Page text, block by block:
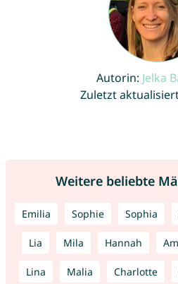
Autorin: Jelka
Zuletzt
Weitere beliebte
Emilia Sophie Sophia
Lia Mila Hannah
Lina Malia Charlotte